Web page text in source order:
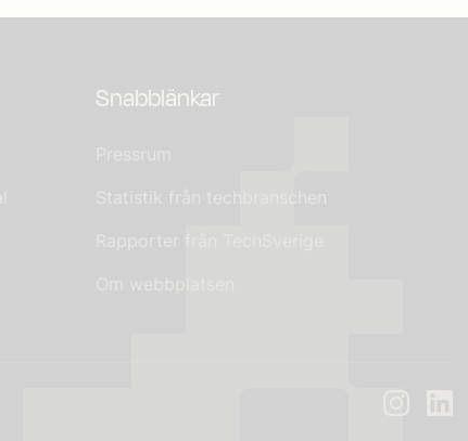
Snabblänkar
Pressrum
Statistik från techbranschen
Rapporter från TechSverige
Om webbplatsen